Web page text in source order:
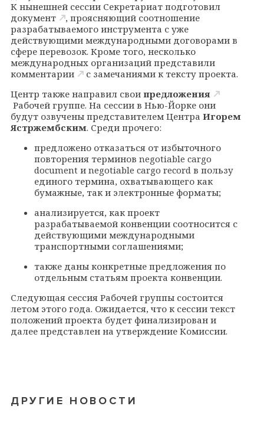
К нынешней сессии Секретариат подготовил
документ
, проясняющий соотношение
разрабатываемого инструмента с уже
действующими международными договорами в
сфере перевозок. Кроме того, несколько
международных организаций представили
комментарии
с замечаниями к тексту проекта.
Центр также направил свои предложения
Рабочей группе. На сессии в Нью-Йорке они
будут озвучены представителем Центра Игорем
Ястржембским. Среди прочего:
предложено отказаться от избыточного
повторения терминов negotiable cargo
document и negotiable cargo record в пользу
единого термина, охватывающего как
бумажные, так и электронные форматы;
анализируется, как проект
разрабатываемой конвенции соотносится с
действующими международными
транспортными соглашениями;
также даны конкретные предложения по
отдельным статьям проекта конвенции.
Следующая сессия Рабочей группы состоится
летом этого года. Ожидается, что к сессии текст
положений проекта будет финализирован и
далее представлен на утверждение Комиссии.
ДРУГИЕ НОВОСТИ